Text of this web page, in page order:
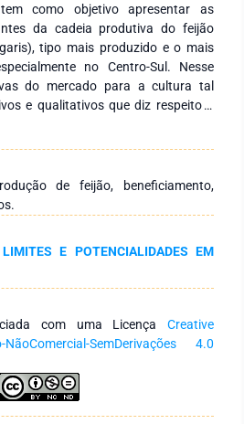
como objetivo apresentar as
da cadeia produtiva do feijão
tipo mais produzido e o mais
no Centro-Sul. Nesse
do mercado para a cultura tal
e qualitativos que diz respeito a
produtividade, área plantada no
grandiosas e o estado destaque
Gerais liderou a produção da
avaliamos a outra parte da cadeia
de pós-colheita: beneficiamento e
operação, como as características
informações aplicáveis no
classificação, secagem, limpeza e
envolve estruturas compatíveis com
o volume processado da produção
qualidade do grão no campo.
de feijão, beneficiamento,
E POTENCIALIDADES EM
com uma Licença Creative
SemDerivações 4.0